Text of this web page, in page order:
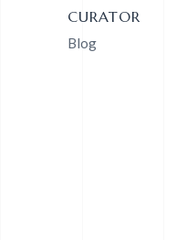
CURATOR
Blog